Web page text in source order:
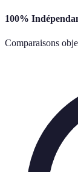
100%
Comparaisons